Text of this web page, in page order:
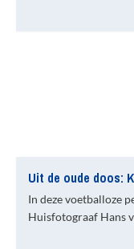
Uit de oude doos:
In deze voetballoze
Huisfotograaf Hans